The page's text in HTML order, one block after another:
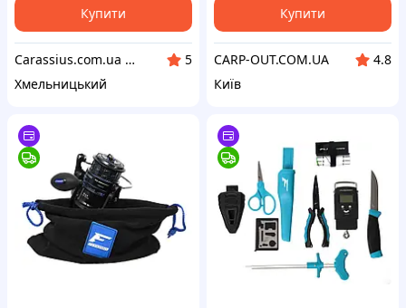
Купити
Carassius.com.ua - Все для риболовлі та відпочинку
5
Хмельницький
Купити
CARP-OUT.COM.UA
4.8
Київ